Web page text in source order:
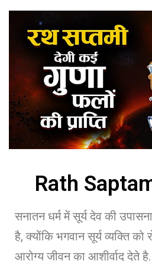
Rath
सनातन धर्म में सूर्य देव की
है, क्योंकि भगवान सूर्य व्यक्ति
आरोग्य जीवन का आशीर्वाद देते